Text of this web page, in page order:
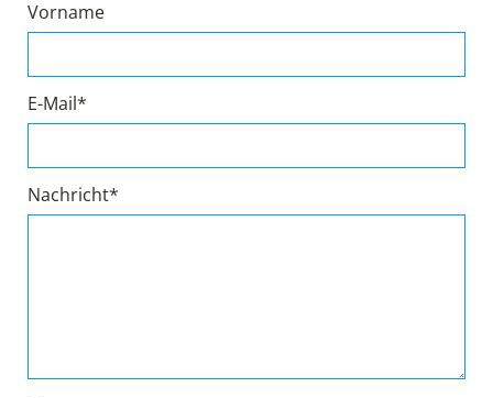
Vorname
E-Mail*
Nachricht*